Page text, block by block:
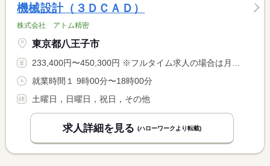
機械設計（３ＤＣＡＤ）
株式会社 アトム精密
東京都八王子市
233,400円〜450,300円 ※フルタイム求人の場合は月額（換算額）、パート求人の場合は時間額を表示しています。
就業時間１ 9時00分〜18時00分
土曜日，日曜日，祝日，その他
求人詳細を見る (ハローワークより転載)